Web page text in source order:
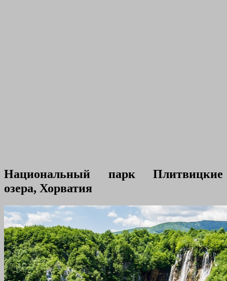
Национальный парк Плитвицкие
озера, Хорватия